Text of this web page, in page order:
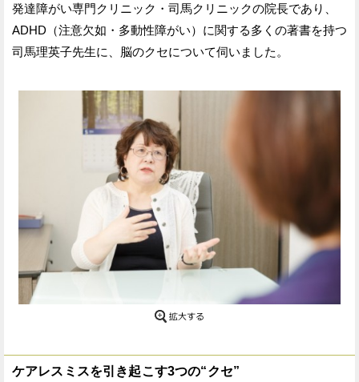
発達障がい専門クリニック・司馬クリニックの院長であり、
ADHD（注意欠如・多動性障がい）に関する多くの著書を持つ
司馬理英子先生に、脳のクセについて伺いました。
ケアレスミスを引き起こす3つの“クセ”